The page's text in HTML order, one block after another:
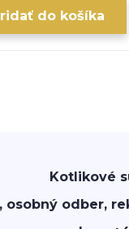
do košíka
Kotlikové
odber,